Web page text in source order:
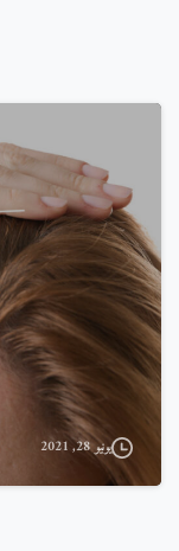
يونيو 28, 2021